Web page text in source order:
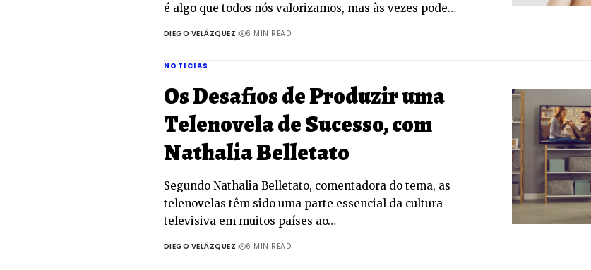
é algo que todos nós valorizamos, mas às vezes pode…
DIEGO VELÁZQUEZ 6 MIN READ
NOTICIAS
Os Desafios de Produzir uma
Telenovela de Sucesso, com
Nathalia Belletato
Segundo Nathalia Belletato, comentadora do tema, as
telenovelas têm sido uma parte essencial da cultura
televisiva em muitos países ao…
DIEGO VELÁZQUEZ 6 MIN READ